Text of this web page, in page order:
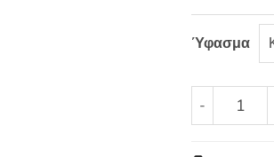
Ύφασμα
-
Μετρητό
κέντημα